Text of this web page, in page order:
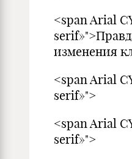
<span Arial
изменения
<span Arial
serif»">
<span Arial
serif»">